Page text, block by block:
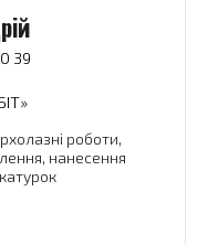
39
роботи,
нанесення